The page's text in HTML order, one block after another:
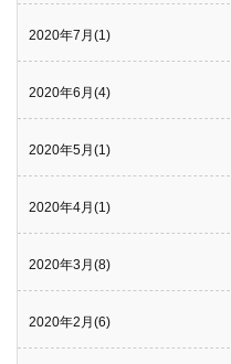
2020年7月(1)
2020年6月(4)
2020年5月(1)
2020年4月(1)
2020年3月(8)
2020年2月(6)